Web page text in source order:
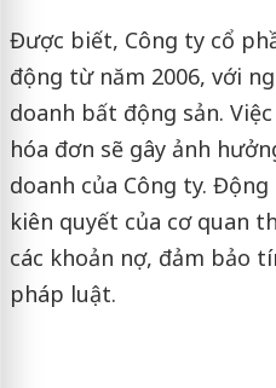
Được biết, Công ty cổ
động từ năm 2006, với
doanh bất động sản.
hóa đơn sẽ gây ảnh
doanh của Công ty.
kiên quyết của cơ quan
các khoản nợ, đảm bảo
pháp luật.